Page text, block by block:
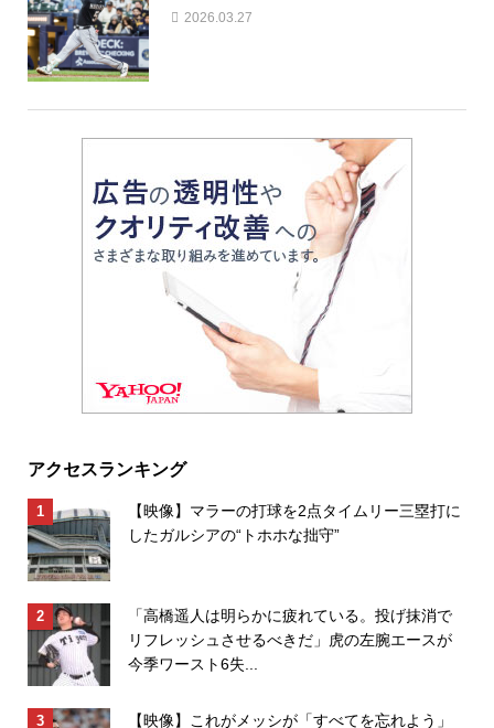
2026.03.27
アクセスランキング
【映像】マラーの打球を2点タイムリー三塁打に
したガルシアの“トホホな拙守”
「高橋遥人は明らかに疲れている。投げ抹消で
リフレッシュさせるべきだ」虎の左腕エースが
今季ワースト6失...
【映像】これがメッシが「すべてを忘れよう」